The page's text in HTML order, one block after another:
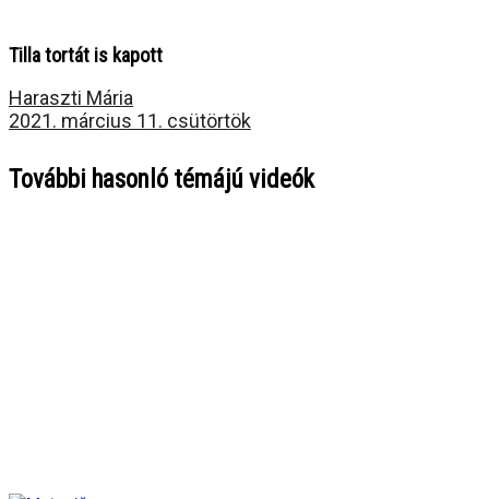
Tilla tortát is kapott
Haraszti Mária
2021. március 11. csütörtök
További hasonló témájú videók